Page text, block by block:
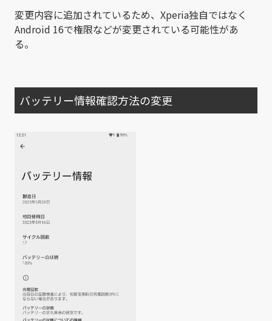
変更内容に追加されているため、Xperia独自ではなく
Android 16で権限などが変更されている可能性があ
る。
バッテリー情報確認方法の変更